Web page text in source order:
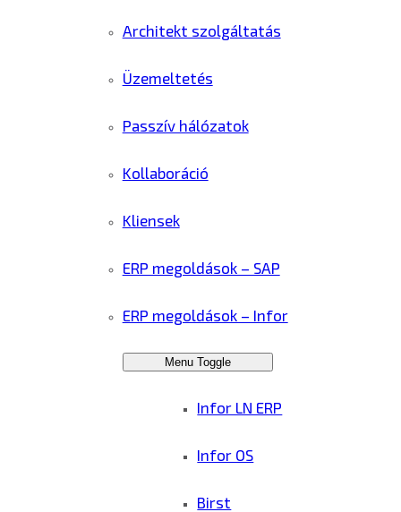
Architekt szolgáltatás
Üzemeltetés
Passzív hálózatok
Kollaboráció
Kliensek
ERP megoldások – SAP
ERP megoldások – Infor
Menu Toggle
Infor LN ERP
Infor OS
Birst